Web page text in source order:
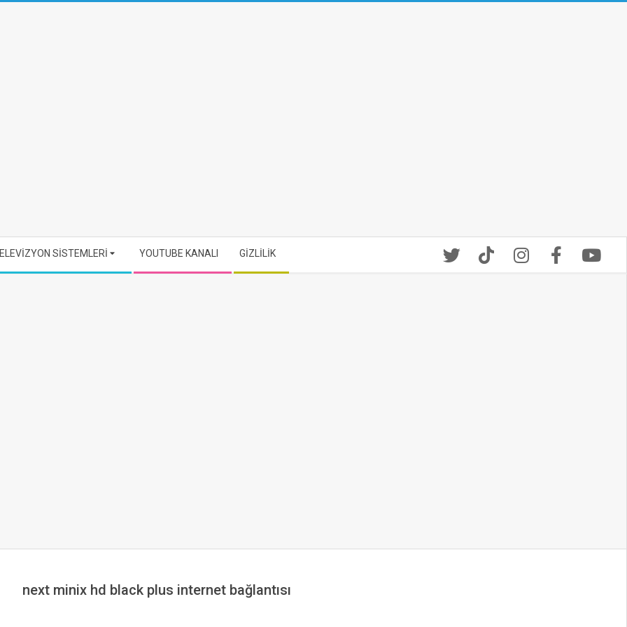
SİSTEMLERİ YOUTUBE KANALI GİZLİLİK
next minix hd black plus internet bağlantısı